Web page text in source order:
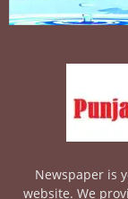
Newspaper is
website. We